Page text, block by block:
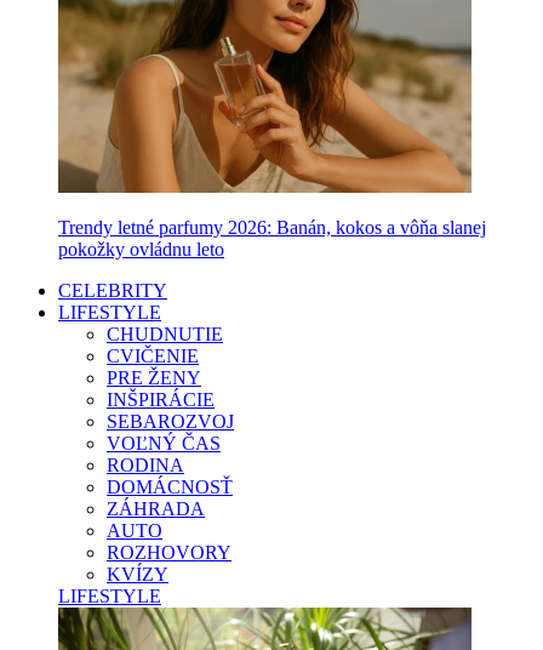
Trendy letné parfumy 2026: Banán, kokos a vôňa slanej
pokožky ovládnu leto
CELEBRITY
LIFESTYLE
CHUDNUTIE
CVIČENIE
PRE ŽENY
INŠPIRÁCIE
SEBAROZVOJ
VOĽNÝ ČAS
RODINA
DOMÁCNOSŤ
ZÁHRADA
AUTO
ROZHOVORY
KVÍZY
LIFESTYLE